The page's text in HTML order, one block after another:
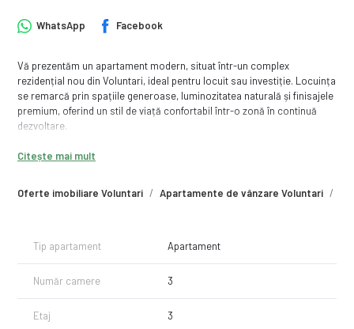
Oferte imobiliare Voluntari Apartamente de vânzare Voluntari
WhatsApp Facebook
Vă prezentăm un apartament modern, situat într-un complex
rezidențial nou din Voluntari, ideal pentru locuit sau investiție. Locuința
se remarcă prin spațiile generoase, luminozitatea naturală și finisajele
premium, oferind un stil de viață confortabil într-o zonă în continuă
dezvoltare.
Caracteristici principale:
* Dormitor confortabil
* Balcon generos
* Uși interioare Pinum
* Centrală termică proprie
Citește mai mult
Tip apartament Apartament
Număr camere 3
Etaj 3